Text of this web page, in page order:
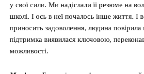
у свої сили. Ми надіслали її резюме на
школі. І ось в неї почалось інше життя. І
приносить задоволення, людина
підтримка виявилася ключовою,
можливості.